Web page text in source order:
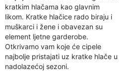
kratkim hlačama kao glavnim
likom. Kratke hlačice rado biraju i
muškarci i žene i obavezan su
element ljetne garderobe.
Otkrivamo vam koje će cipele
najbolje pristajati uz kratke hlače u
nadolazećoj sezoni.